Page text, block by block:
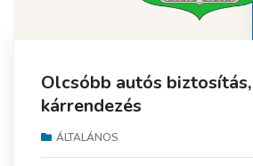
Olcsóbb autós
kárrendezés
ÁLTALÁNOS